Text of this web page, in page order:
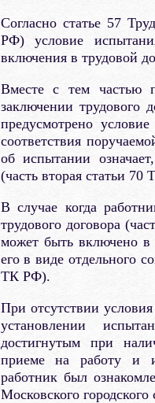
Согласно статье 57
РФ) условие
включения в трудовой
Вместе с тем частью
заключении трудового
предусмотрено
соответствия
об испытании
(часть вторая статьи
В случае когда
трудового договора
может быть включено в
его в виде отдельного
ТК РФ).
При отсутствии
установлении
достигнутым при
приеме на работу и
работник был
Московского